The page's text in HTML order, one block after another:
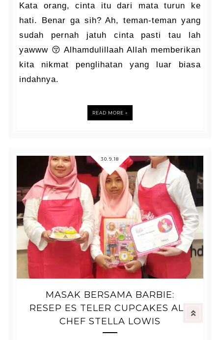
Kata orang, cinta itu dari mata turun ke
hati. Benar ga sih? Ah, teman-teman yang
sudah pernah jatuh cinta pasti tau lah
yawww 😚 Alhamdulillaah Allah memberikan
kita nikmat penglihatan yang luar biasa
indahnya.
READ MORE »
30.9.18
MASAK BERSAMA BARBIE:
RESEP ES TELER CUPCAKES ALA
CHEF STELLA LOWIS